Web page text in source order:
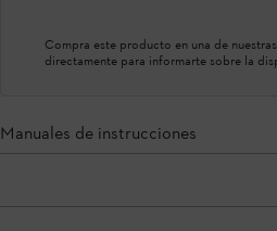
Compra este producto en una de
directamente para informarte sobre la
Manuales de instrucciones